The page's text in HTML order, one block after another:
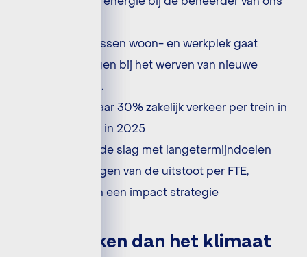
De afstand tussen woon- en werkplek gaat
zwaarder wegen bij het werven van nieuwe
medewerkers.
We streven naar 30% zakelijk verkeer per trein in
2024 en 50% in 2025
We gaan aan de slag met langetermijndoelen
voor het verlagen van de uitstoot per FTE,
vastgesteld in een impact strategie
Verder kijken dan het klimaat